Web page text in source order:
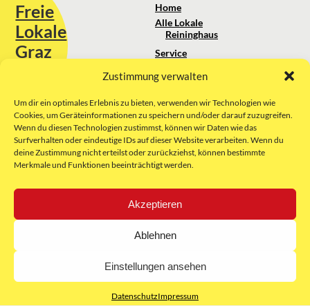
Zustimmung verwalten
Um dir ein optimales Erlebnis zu bieten, verwenden wir Technologien wie
Cookies, um Geräteinformationen zu speichern und/oder darauf zuzugreifen.
Wenn du diesen Technologien zustimmst, können wir Daten wie das
Surfverhalten oder eindeutige IDs auf dieser Website verarbeiten. Wenn du
deine Zustimmung nicht erteilst oder zurückziehst, können bestimmte
Merkmale und Funktionen beeinträchtigt werden.
Akzeptieren
Ablehnen
Einstellungen ansehen
DatenschutzImpressum
Freie
Lokale
Graz
Sie erreichen uns unter:
kontakt@freielokale-graz.at
Website by Rubikon Werbeagentur
GmbH
Home
Alle Lokale
Reininghaus
Service
Über uns
Impressum
AGB
Datenschutz
E-Mail